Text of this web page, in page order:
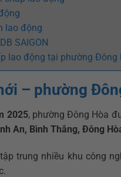
lao động
SAIGON
lao động tại phường Đông
– phường
2025, phường Đông Hòa
An, Bình Thắng, Đông
trung nhiều khu công